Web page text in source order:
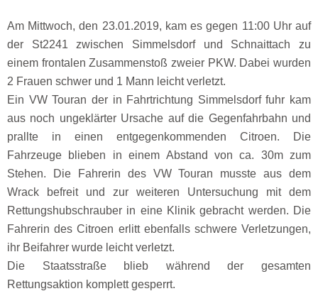
Am Mittwoch, den 23.01.2019, kam es gegen 11:00 Uhr auf
der St2241 zwischen Simmelsdorf und Schnaittach zu
einem frontalen Zusammenstoß zweier PKW. Dabei wurden
2 Frauen schwer und 1 Mann leicht verletzt.
Ein VW Touran der in Fahrtrichtung Simmelsdorf fuhr kam
aus noch ungeklärter Ursache auf die Gegenfahrbahn und
prallte in einen entgegenkommenden Citroen. Die
Fahrzeuge blieben in einem Abstand von ca. 30m zum
Stehen. Die Fahrerin des VW Touran musste aus dem
Wrack befreit und zur weiteren Untersuchung mit dem
Rettungshubschrauber in eine Klinik gebracht werden. Die
Fahrerin des Citroen erlitt ebenfalls schwere Verletzungen,
ihr Beifahrer wurde leicht verletzt.
Die Staatsstraße blieb während der gesamten
Rettungsaktion komplett gesperrt.